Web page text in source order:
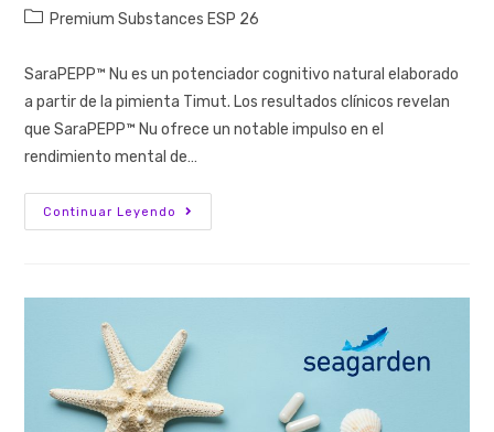
Premium Substances ESP 26
SaraPEPP™ Nu es un potenciador cognitivo natural elaborado
a partir de la pimienta Timut. Los resultados clínicos revelan
que SaraPEPP™ Nu ofrece un notable impulso en el
rendimiento mental de…
Continuar Leyendo